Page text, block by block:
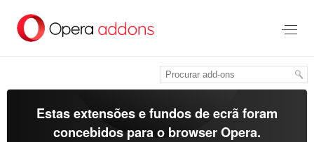
para
Estas extensões e fundos de ecrã foram
concebidos para o browser Opera.